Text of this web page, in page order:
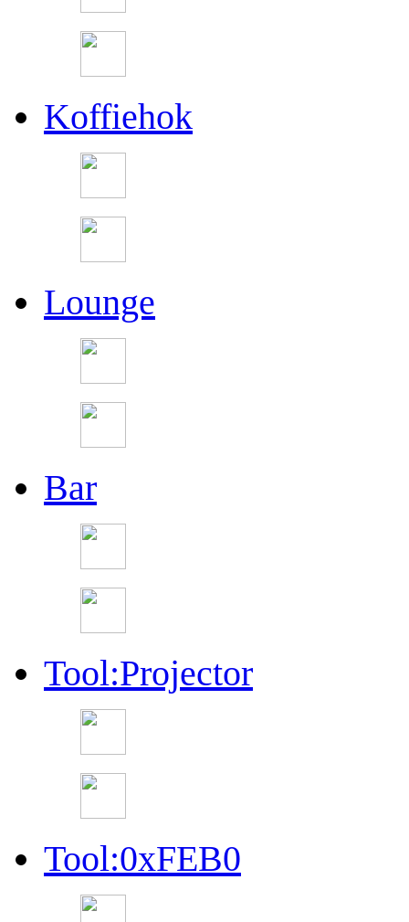
Koffiehok
Lounge
Bar
Tool:Projector
Tool:0xFEB0